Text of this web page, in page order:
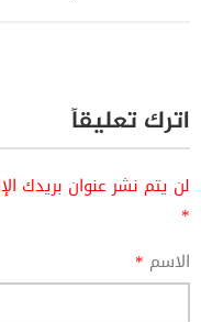
اترك تعليقاً
لن يتم نشر عنوان بريدك
*
الاسم *